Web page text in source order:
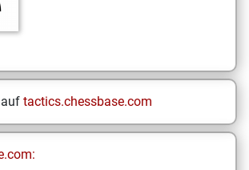
auf tactics.chessbase.com